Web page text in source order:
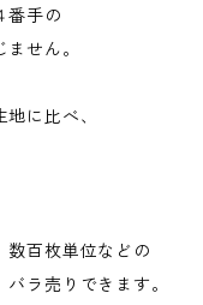
番手の
せん。
に比べ、
百枚単位などの
ラ売りできます。